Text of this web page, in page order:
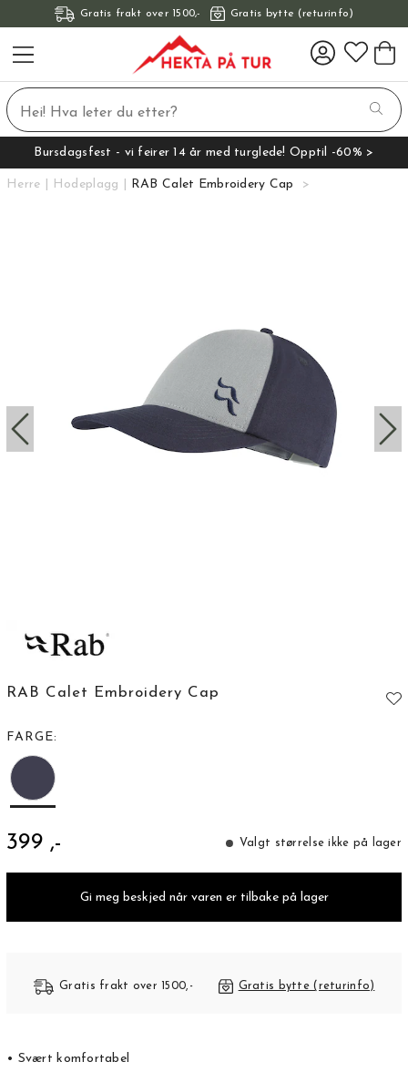
Gratis frakt over 1500,- Gratis bytte (returinfo)
Bursdagsfest - vi feirer 14 år med turglede! Opptil -60% >
Herre Hodeplagg RAB Calet Embroidery Cap
RAB Calet Embroidery Cap
FARGE:
399 ,- Valgt størrelse ikke på lager
Gi meg beskjed når varen er tilbake på lager
Gratis frakt over 1500,- Gratis bytte (returinfo)
• Svært komfortabel